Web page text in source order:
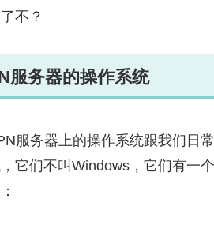
不？
服务器的操作系统
服务器上的操作系统跟我们日
它们不叫Windows，它们有一